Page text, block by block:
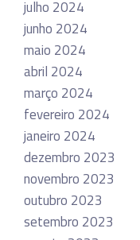
julho 2024
junho 2024
maio 2024
abril 2024
março 2024
fevereiro 2024
janeiro 2024
dezembro 2023
novembro 2023
outubro 2023
setembro 2023